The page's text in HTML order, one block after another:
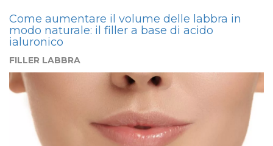
Come aumentare il volume delle labbra in
modo naturale: il filler a base di acido
ialuronico
FILLER LABBRA